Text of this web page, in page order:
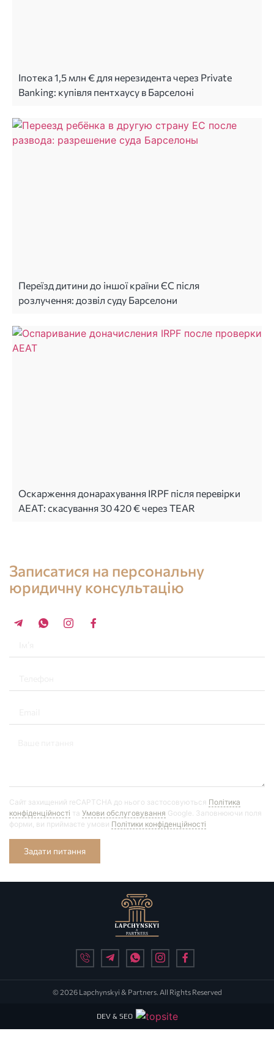
Іпотека 1,5 млн € для нерезидента через Private
Banking: купівля пентхаусу в Барселоні
Переїзд дитини до іншої країни ЄС після
розлучення: дозвіл суду Барселони
Оскарження донарахування IRPF після перевірки
AEAT: скасування 30 420 € через TEAR
Записатися на персональну
юридичну консультацію
Сайт захищений reCAPTCHA до нього застосовуються Політика
конфіденційності та Умови обслуговування Google. Заповнюючи поля
форми, ви приймаєте умови Політики конфіденційності
Задати питання
© 2026 Lapchynskyi & Partners. All Rights Reserved
DEV & SEO